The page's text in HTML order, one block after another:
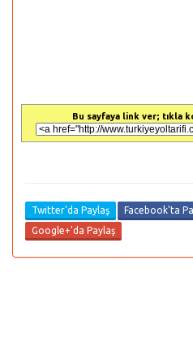
Bu sayfaya link ver; tıkla
Twitter'da Paylaş Facebook'ta
Google+'da Paylaş